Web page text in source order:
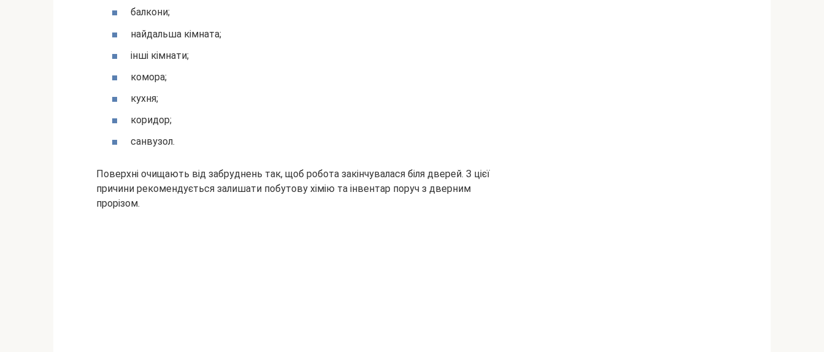
балкони;
найдальша кімната;
інші кімнати;
комора;
кухня;
коридор;
санвузол.
Поверхні очищають від забруднень так, щоб робота закінчувалася біля дверей. З цієї
причини рекомендується залишати побутову хімію та інвентар поруч з дверним
прорізом.